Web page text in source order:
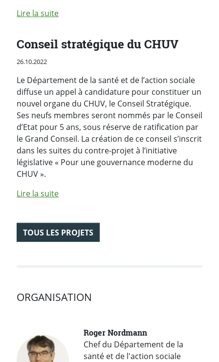
Lire la suitede l'article "Investir pour les
Conseil stratégique du CHUV
Publié le
26.10.2022
Le Département de la santé et de l’action sociale
diffuse un appel à candidature pour constituer un
nouvel organe du CHUV, le Conseil Stratégique.
Ses neufs membres seront nommés par le Conseil
d’Etat pour 5 ans, sous réserve de ratification par
le Grand Conseil. La création de ce conseil s’inscrit
dans les suites du contre-projet à l’initiative
législative « Pour une gouvernance moderne du
CHUV ».
Lire la suitede l'article "Conseil stratégique du CHUV"
TOUS LES PROJETS
ORGANISATION
Roger Nordmann
Chef du Département de la
santé et de l'action sociale